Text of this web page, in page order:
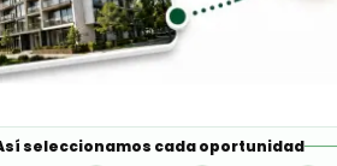
Propiedad
Emprendimiento
seleccionamos cada oportunidad